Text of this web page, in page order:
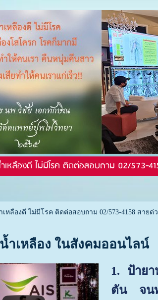
หลืองดี ไม่มีโรค ติดต่อสอบถาม 02/573-
ลืองดี ไม่มีโรค ติดต่อสอบถาม 02/573-4158 สายด่ว
ำเหลือง ในสังคมออนไลน์
1. ป้ายา
ตัน จนท